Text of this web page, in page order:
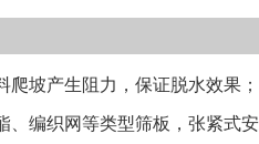
好，无
压。供
超过偏
的范围
坡产生阻力，保证脱水效果；
织网等类型筛板，张紧式安